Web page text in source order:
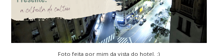
Foto feita por mim da vista do hotel. :)